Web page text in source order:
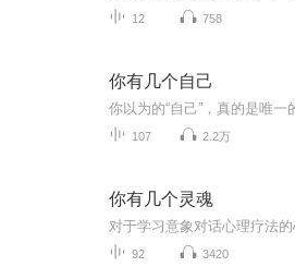
12 758
你有几个自己
107 2.2万
你有几个灵魂
92 3420